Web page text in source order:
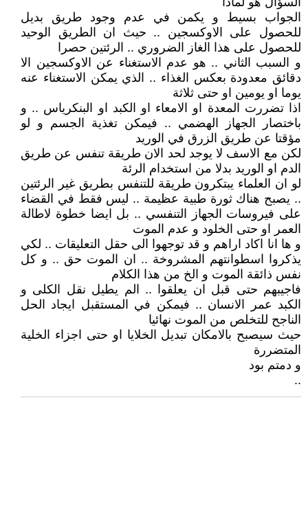
الجواب بسيط و يكمن في عدم وجود طريق بديل
للحصول على الاوكسجين .. حيث ان الطريق الوحيد
للحصول على هذا الغاز الضروري .. الرئتين حصرا
و السبب الثاني .. هو عدم الاستغناء عن الاوكسجين الا
دقائق معدودة بعكس الغذاء .. الذي يمكن الاستغناء عنه
يوما او يومين او حتى ثلاثة
اذا تضررت المعدة او الامعاء او الكبد او البنكرياس .. و
باختصار الجهاز الهضمي .. فيمكن تغذية الجسم و لو
مؤقتا عن طريق الزرق في الوريد
لكن مع الاسف لا يوجد لحد الان طريقة تنفس عن طريق
الدم او الوريد بدلا من استخدام الرئة
لو ان العلماء يبتكرون طريقة للتنفس بطريق غير الرئتين
.. يصبح هناك ثورة طبية عظيمة .. ليس فقط في القضاء
على فيروسات الجهاز التنفسي .. بل ايضا خطوة لاطالة
العمر او حتى الخلود و عدم الموت
و ها انا اكاد اراهم و قد توجهوا الى حقل التعليقات .. لكي
يذكروا اسطوانتهم المشروخة .. ان الموت حق .. و كل
نفس ذائقة الموت و الخ من هذا الكلام
فاجيبهم حتى قبل ان يعلقوا .. الم يطيل نقل الكلى و
الكبد عمر الانسان .. فيمكن في المستقبل ايجاد الحل
الناجح للتخلص من الموت نهائيا
حيث سيصبح بالامكان تبديل الخلايا او حتى اجزاء الخلية
المتضررة
و دمتم بود
..